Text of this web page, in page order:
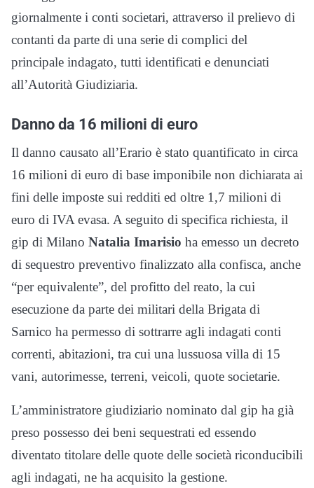
giornalmente i conti societari, attraverso il prelievo di
contanti da parte di una serie di complici del
principale indagato, tutti identificati e denunciati
all’Autorità Giudiziaria.
Danno da 16 milioni di euro
Il danno causato all’Erario è stato quantificato in circa
16 milioni di euro di base imponibile non dichiarata ai
fini delle imposte sui redditi ed oltre 1,7 milioni di
euro di IVA evasa. A seguito di specifica richiesta, il
gip di Milano Natalia Imarisio ha emesso un decreto
di sequestro preventivo finalizzato alla confisca, anche
“per equivalente”, del profitto del reato, la cui
esecuzione da parte dei militari della Brigata di
Sarnico ha permesso di sottrarre agli indagati conti
correnti, abitazioni, tra cui una lussuosa villa di 15
vani, autorimesse, terreni, veicoli, quote societarie.
L’amministratore giudiziario nominato dal gip ha già
preso possesso dei beni sequestrati ed essendo
diventato titolare delle quote delle società riconducibili
agli indagati, ne ha acquisito la gestione.